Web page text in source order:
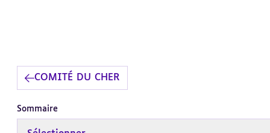
COMITÉ DU CHER
Sommaire